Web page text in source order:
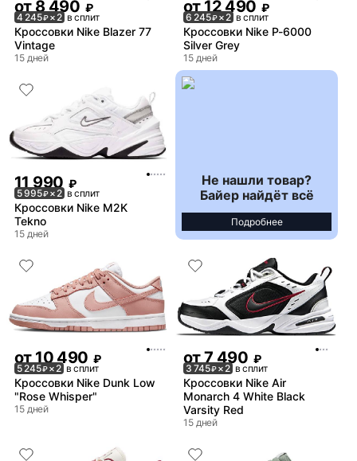
от8 490 ₽
4 245₽× 2 в сплит
Кроссовки Nike Blazer 77
Vintage
15 дней
от12 490 ₽
6 245₽× 2 в сплит
Кроссовки Nike P-6000
Silver Grey
15 дней
11 990 ₽
5 995₽× 2 в сплит
Кроссовки Nike M2K
Tekno
15 дней
Не нашли товар?
Байер найдёт всё
Подробнее
от10 490 ₽
5 245₽× 2 в сплит
Кроссовки Nike Dunk Low
"Rose Whisper"
15 дней
от7 490 ₽
3 745₽× 2 в сплит
Кроссовки Nike Air
Monarch 4 White Black
Varsity Red
15 дней